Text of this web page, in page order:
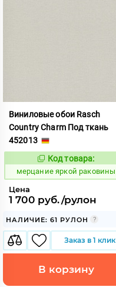
Виниловые обои Rasch
Country Charm Под ткань
452013
975828
Код товара:
мерцание яркой раковины
Цена
1 700 руб./рулон
НАЛИЧИЕ: 61 РУЛОН
Заказ в 1 клик
В корзину